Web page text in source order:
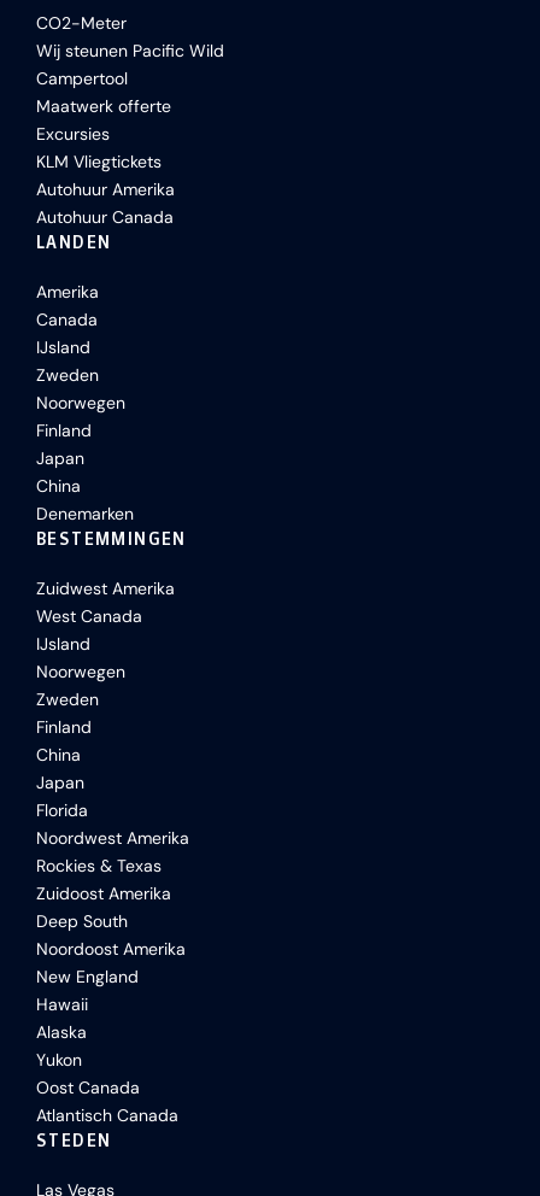
CO2-Meter
Wij steunen Pacific Wild
Campertool
Maatwerk offerte
Excursies
KLM Vliegtickets
Autohuur Amerika
Autohuur Canada
LANDEN
Amerika
Canada
IJsland
Zweden
Noorwegen
Finland
Japan
China
Denemarken
BESTEMMINGEN
Zuidwest Amerika
West Canada
IJsland
Noorwegen
Zweden
Finland
China
Japan
Florida
Noordwest Amerika
Rockies & Texas
Zuidoost Amerika
Deep South
Noordoost Amerika
New England
Hawaii
Alaska
Yukon
Oost Canada
Atlantisch Canada
STEDEN
Las Vegas